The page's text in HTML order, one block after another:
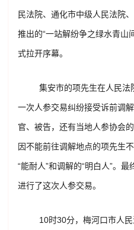
民法院、通化市中级人民法院
推出的“一站解纷争之绿水青山
式拉开序幕。
集安市的项先生在人民
一次人参交易纠纷接受诉前调
官、被告，还有当地人参协会
因不能前往调解地点的项先生
“能耐人”和调解的“明白人”。
进行了这次人参交易。
10时30分，梅河口市人